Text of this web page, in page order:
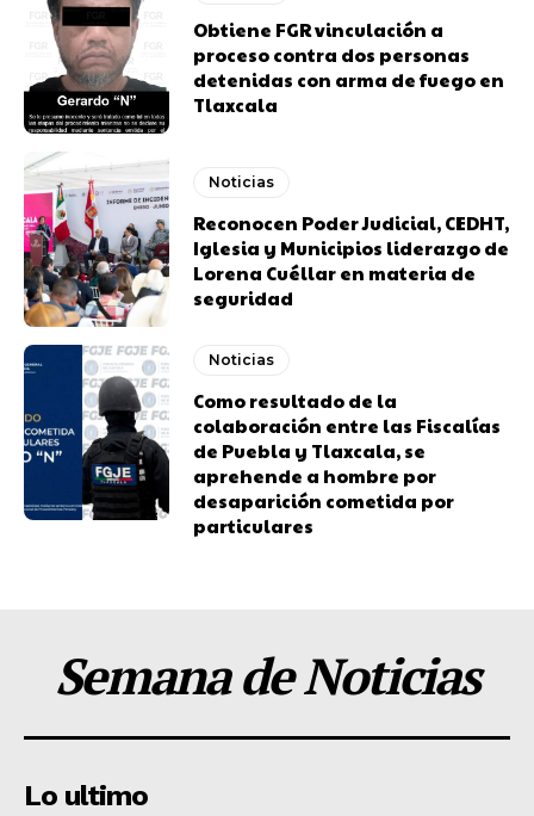
Obtiene FGR vinculación a
proceso contra dos personas
detenidas con arma de fuego en
Tlaxcala
Noticias
Reconocen Poder Judicial, CEDHT,
Iglesia y Municipios liderazgo de
Lorena Cuéllar en materia de
seguridad
Noticias
Como resultado de la
colaboración entre las Fiscalías
de Puebla y Tlaxcala, se
aprehende a hombre por
desaparición cometida por
particulares
Semana de Noticias
Lo ultimo